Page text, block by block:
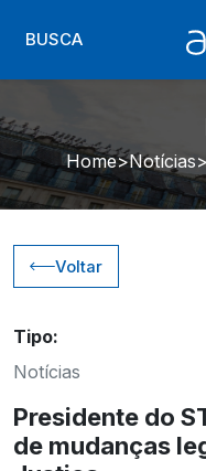
BUSCA
Home Notícias
Voltar
Tipo:
Notícias
Presidente do
de mudanças